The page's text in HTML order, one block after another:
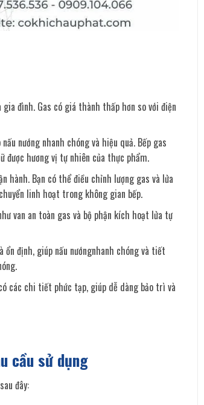
đình. Gas có giá thành thấp hơn so với điện
nướng nhanh chóng và hiệu quả. Bếp gas
được hương vị tự nhiên của thực phẩm.
hành. Bạn có thể điều chỉnh lượng gas và lửa
linh hoạt trong không gian bếp.
van an toàn gas và bộ phận kích hoạt lửa tự
định, giúp nấu nướngnhanh chóng và tiết
các chi tiết phức tạp, giúp dễ dàng bảo trì và
cầu sử dụng
đây: